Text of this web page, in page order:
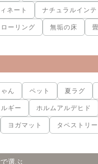
ネート ナチュラルインテ
ローリング 無垢の床 畳
ん ペット 夏ラグ
ギー ホルムアルデヒド
ヨガマット タペストリー
選ぶ